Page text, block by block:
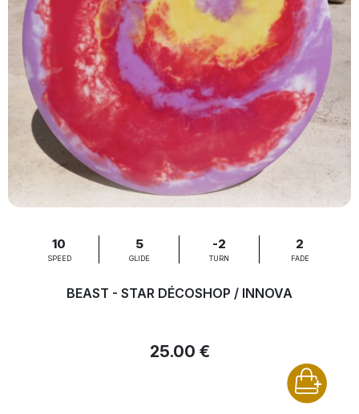
10
SPEED
5
GLIDE
-2
TURN
2
FADE
BEAST - STAR DÉCOSHOP / INNOVA
25.00 €